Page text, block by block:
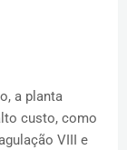
a planta
custo, como
VIII e